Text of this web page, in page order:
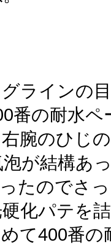
ラインの
番の耐水
腕のひじ
が結構あ
たのでさ
化パテを
て400番